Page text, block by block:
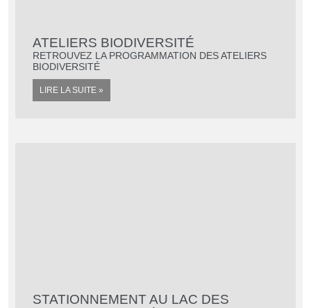
ATELIERS BIODIVERSITÉ
RETROUVEZ LA PROGRAMMATION DES ATELIERS
BIODIVERSITÉ
LIRE LA SUITE »
STATIONNEMENT AU LAC DES